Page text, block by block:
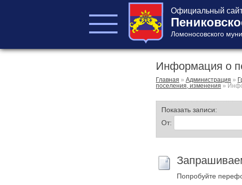
Официальный
Ломоносовского
Информация о
Главная » Администрация »
поселения, изменения »
Показать записи:
От:
Попробуйте